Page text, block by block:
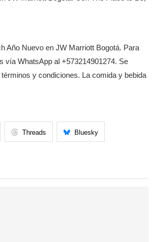
Año Nuevo en JW Marriott Bogotá. Para
vía WhatsApp al +573214901274. Se
y condiciones. La comida y bebida
Threads Bluesky